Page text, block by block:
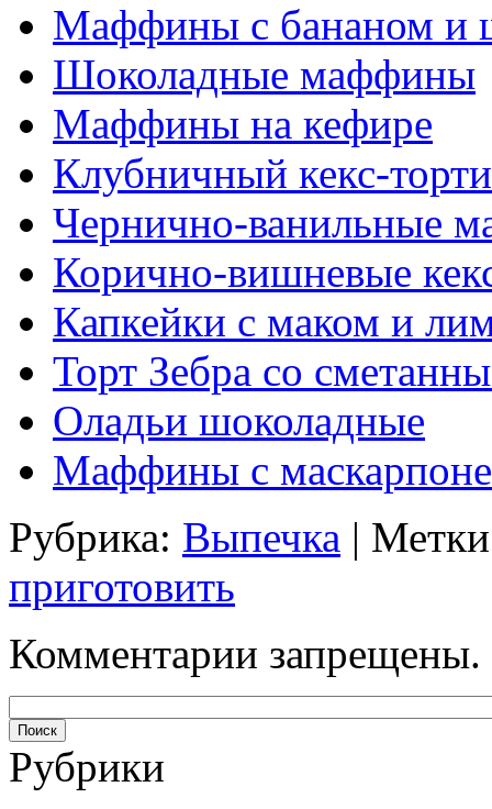
Маффины с бананом и
Шоколадные маффины
Маффины на кефире
Клубничный кекс-
Чернично-ванильные
Корично-вишневые
Капкейки с маком и
Торт Зебра со
Оладьи шоколадные
Маффины с маскарпоне
Рубрика: Выпечка |
приготовить
Комментарии запрещены.
Рубрики